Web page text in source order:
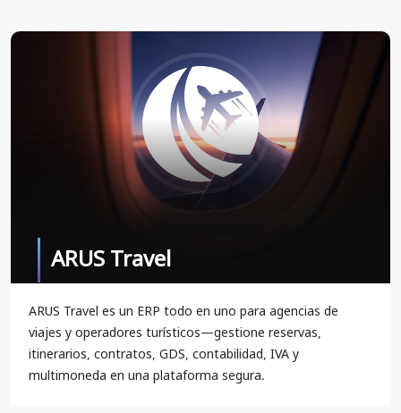
ARUS Travel
ARUS Travel es un ERP todo en uno para agencias de
viajes y operadores turísticos—gestione reservas,
itinerarios, contratos, GDS, contabilidad, IVA y
multimoneda en una plataforma segura.